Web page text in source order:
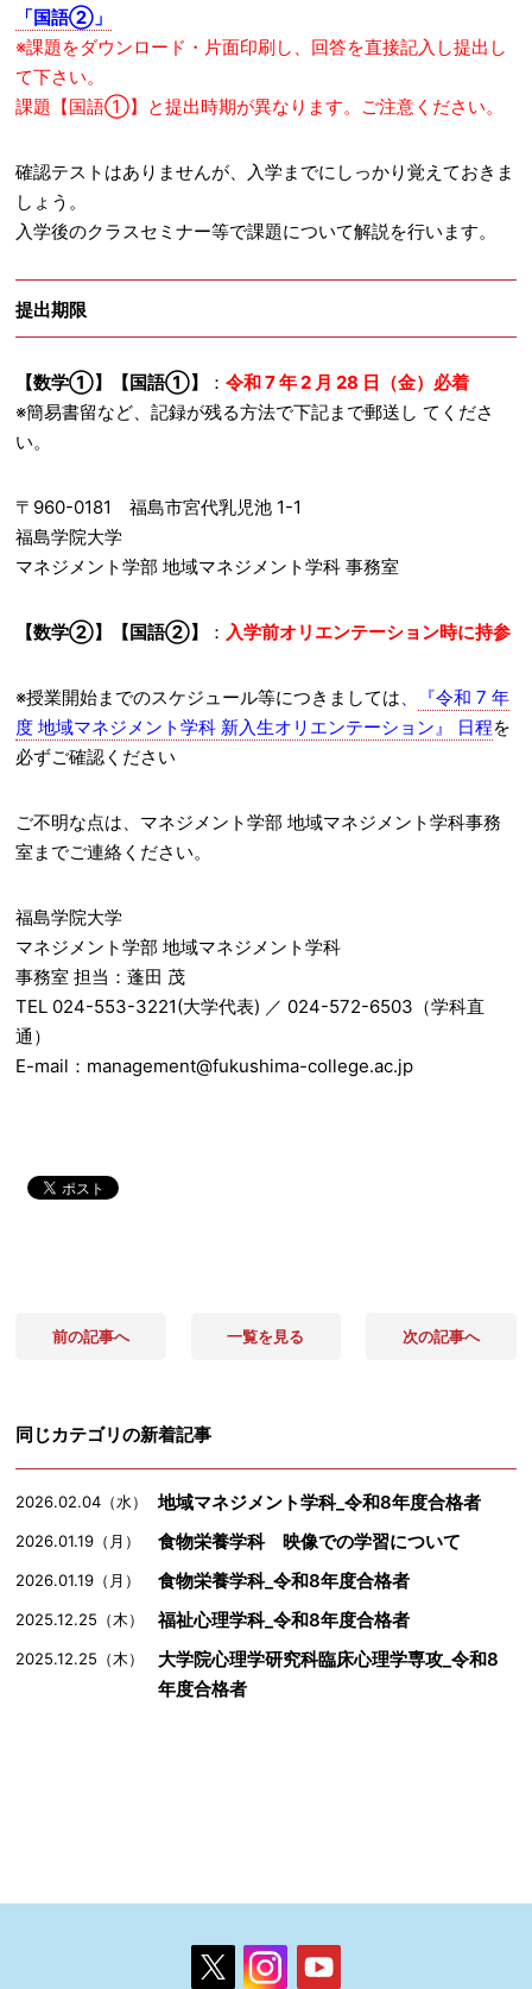
「国語②」
※課題をダウンロード・片面印刷し、回答を直接記入し提出し
て下さい。
課題【国語①】と提出時期が異なります。ご注意ください。
確認テストはありませんが、入学までにしっかり覚えておきま
しょう。
入学後のクラスセミナー等で課題について解説を行います。
提出期限
【数学①】【国語①】 ：令和 7 年 2 月 28 日（金）必着
※簡易書留など、記録が残る方法で下記まで郵送し てくださ
い。
〒960-0181 福島市宮代乳児池 1-1
福島学院大学
マネジメント学部 地域マネジメント学科 事務室
【数学②】【国語②】 ： 入学前オリエンテーション時に持参
※授業開始までのスケジュール等につきましては、
『令和 7 年
度 地域マネジメント学科 新入生オリエンテーション』 日程を
必ずご確認ください
ご不明な点は、マネジメント学部 地域マネジメント学科事務
室までご連絡ください。
福島学院大学
マネジメント学部 地域マネジメント学科
事務室 担当：蓬田 茂
TEL 024-553-3221(大学代表) ／ 024-572-6503（学科直
通）
E-mail：management@fukushima-college.ac.jp
前の記事へ 一覧を見る 次の記事へ
同じカテゴリの新着記事
2026.02.04（水） 地域マネジメント学科_令和8年度合格者
2026.01.19（月） 食物栄養学科 映像での学習について
2026.01.19（月） 食物栄養学科_令和8年度合格者
2025.12.25（木） 福祉心理学科_令和8年度合格者
2025.12.25（木）
大学院心理学研究科臨床心理学専攻_令和8
年度合格者